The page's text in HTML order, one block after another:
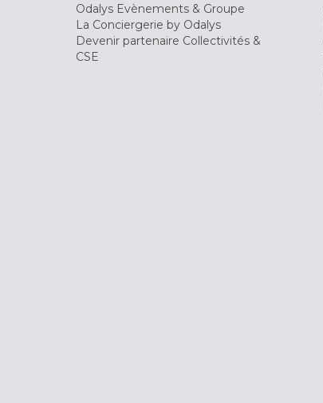
Odalys Evènements & Groupe
La Conciergerie by Odalys
Devenir partenaire Collectivités &
CSE